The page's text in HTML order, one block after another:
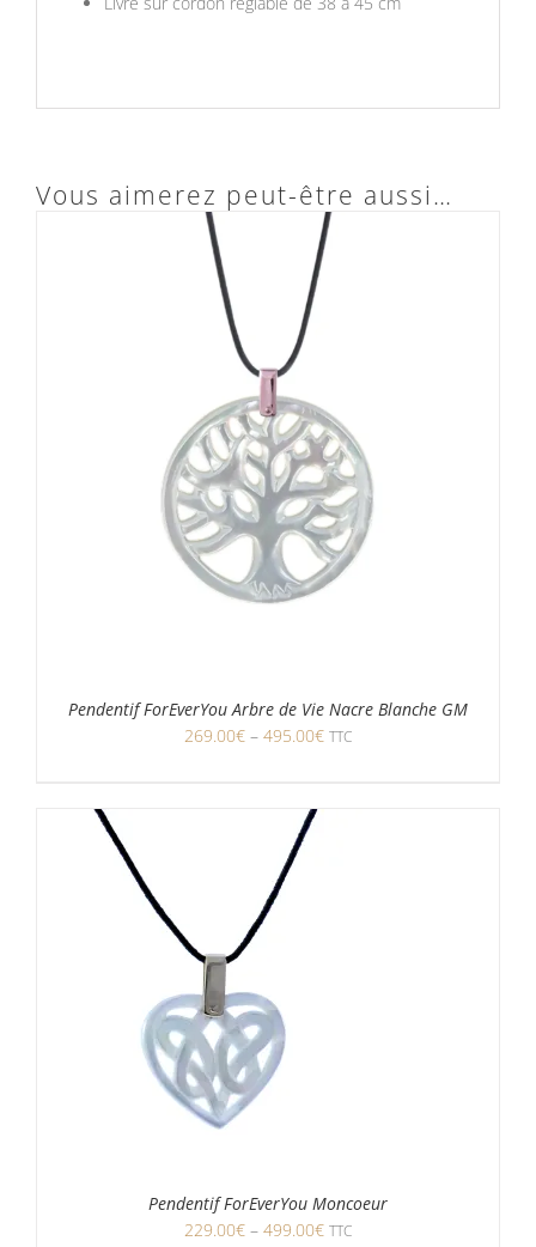
Vous aimerez peut-être aussi…
Pendentif ForEverYou Arbre de Vie Nacre Blanche GM
269.00€ – 495.00€ TTC
Pendentif ForEverYou Moncoeur
229.00€ – 499.00€ TTC